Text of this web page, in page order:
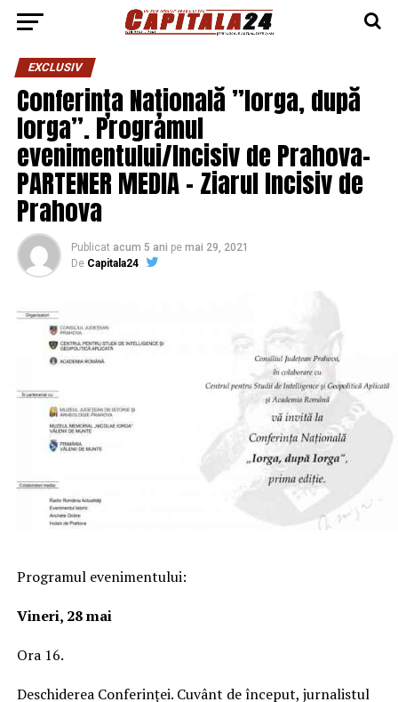
EXCLUSIV
Conferința Națională ”Iorga, după
Iorga”. Programul
evenimentului/Incisiv de Prahova-
PARTENER MEDIA – Ziarul Incisiv de
Prahova
Publicat acum 5 ani pe mai 29, 2021
De Capitala24
Programul evenimentului:
Vineri, 28 mai
Ora 16.
Deschiderea Conferinței. Cuvânt de început, jurnalistul